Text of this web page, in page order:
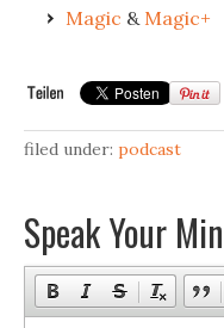
Magic & Magic+
filed under: podcast
Speak Your